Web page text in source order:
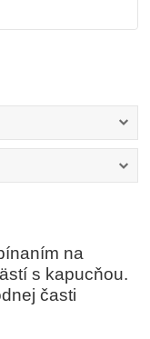
na
s kapucňou.
časti